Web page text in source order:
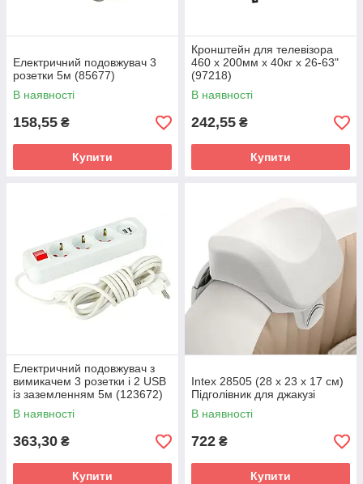
Електричний подовжувач 3
розетки 5м (85677)
В наявності
158,55 ₴
Купити
Кронштейн для телевізора
460 x 200мм x 40кг x 26-63"
(97218)
В наявності
242,55 ₴
Купити
Електричний подовжувач з
вимикачем 3 розетки і 2 USB
із заземленням 5м (123672)
В наявності
363,30 ₴
Купити
Intex 28505 (28 x 23 x 17 см)
Підголівник для джакузі
В наявності
722 ₴
Купити